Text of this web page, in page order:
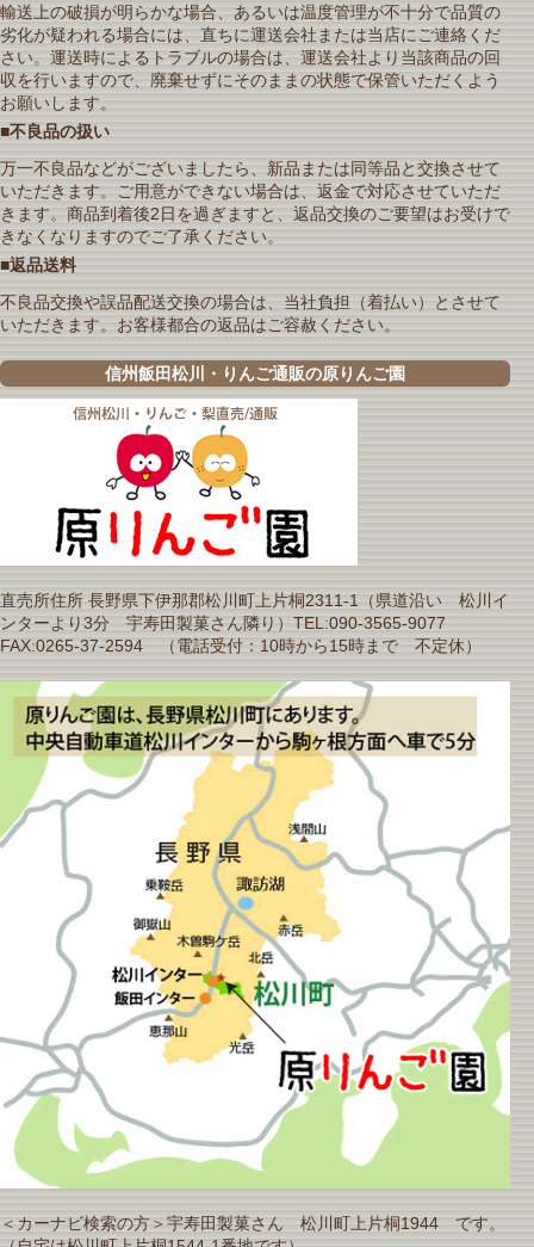
輸送上の破損が明らかな場合、あるいは温度管理が不十分で品質の
劣化が疑われる場合には、直ちに運送会社または当店にご連絡くだ
さい。運送時によるトラブルの場合は、運送会社より当該商品の回
収を行いますので、廃棄せずにそのままの状態で保管いただくよう
お願いします。
■不良品の扱い
万一不良品などがございましたら、新品または同等品と交換させて
いただきます。ご用意ができない場合は、返金で対応させていただ
きます。商品到着後2日を過ぎますと、返品交換のご要望はお受けで
きなくなりますのでご了承ください。
■返品送料
不良品交換や誤品配送交換の場合は、当社負担（着払い）とさせて
いただきます。お客様都合の返品はご容赦ください。
信州飯田松川・りんご通販の原りんご園
直売所住所 長野県下伊那郡松川町上片桐2311-1（県道沿い 松川イ
ンターより3分 宇寿田製菓さん隣り）TEL:090-3565-9077
FAX:0265-37-2594 （電話受付：10時から15時まで 不定休）
＜カーナビ検索の方＞宇寿田製菓さん 松川町上片桐1944 です。